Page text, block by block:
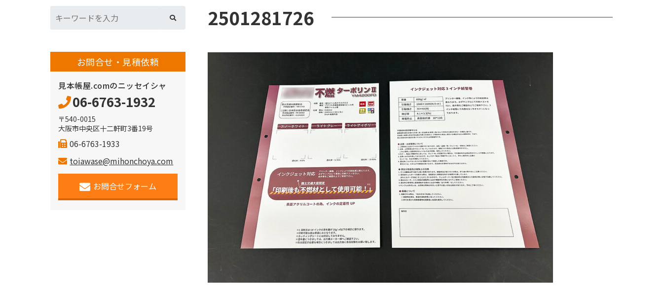
2501281726
お問合せ・見積依頼
見本帳屋.comのニッセイシャ
06-6763-1932
〒540-0015
大阪市中央区十二軒町3番19号
06-6763-1933
toiawase@mihonchoya.com
お問合せフォーム